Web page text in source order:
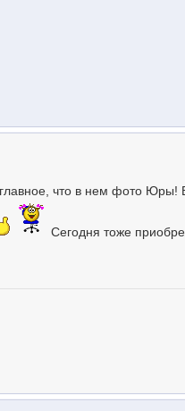
что в нем фото Юры!
Сегодня тоже